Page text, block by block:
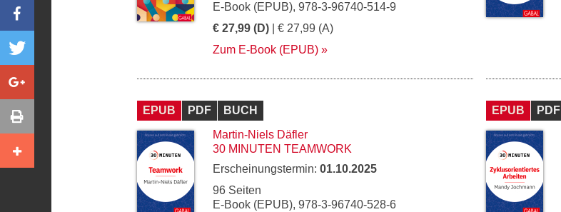
E-Book (EPUB), 978-3-96740-514-9
€ 27,99 (D) | € 27,99 (A)
Zum E-Book (EPUB)
EPUB PDF
BUCH
Martin-Niels Däfler
30 MINUTEN TEAMWORK
Erscheinungstermin: 01.10.2025
96 Seiten
E-Book (EPUB), 978-3-96740-528-6
EPUB PDF